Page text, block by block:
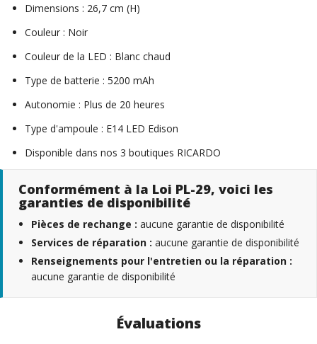
Dimensions : 26,7 cm (H)
Couleur : Noir
Couleur de la LED : Blanc chaud
Type de batterie : 5200 mAh
Autonomie : Plus de 20 heures
Type d'ampoule : E14 LED Edison
Disponible dans nos 3 boutiques RICARDO
Conformément à la Loi PL-29, voici les
garanties de disponibilité
Pièces de rechange : aucune garantie de disponibilité
Services de réparation : aucune garantie de disponibilité
Renseignements pour l'entretien ou la réparation :
aucune garantie de disponibilité
Évaluations